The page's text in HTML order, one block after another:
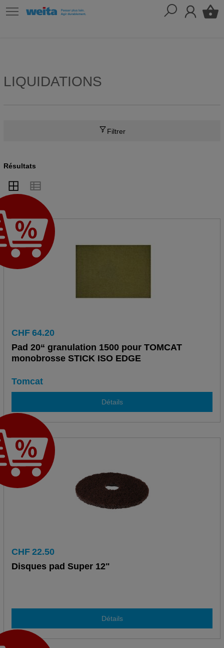
LIQUIDATIONS
Filtrer
Résultats
CHF 64.20
Pad 20“ granulation 1500 pour TOMCAT
monobrosse STICK ISO EDGE
Tomcat
Détails
CHF 22.50
Disques pad Super 12"
Détails